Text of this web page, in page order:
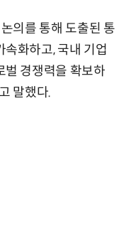
의를 통해 도출된 통
속화하고, 국내 기업
벌 경쟁력을 확보하
말했다.